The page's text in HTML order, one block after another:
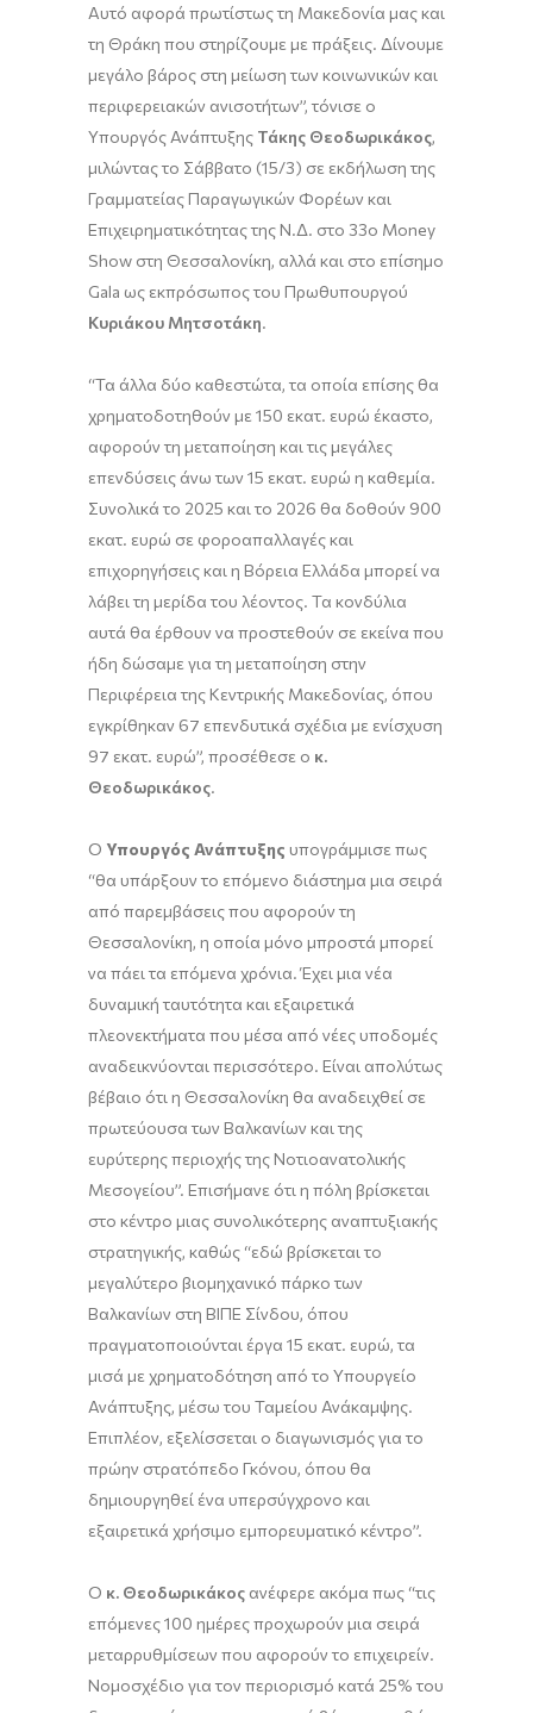
Αυτό αφορά πρωτίστως τη Μακεδονία μας και
τη Θράκη που στηρίζουμε με πράξεις. Δίνουμε
μεγάλο βάρος στη μείωση των κοινωνικών και
περιφερειακών ανισοτήτων”, τόνισε ο
Υπουργός Ανάπτυξης Τάκης Θεοδωρικάκος,
μιλώντας το Σάββατο (15/3) σε εκδήλωση της
Γραμματείας Παραγωγικών Φορέων και
Επιχειρηματικότητας της Ν.Δ. στο 33ο Money
Show στη Θεσσαλονίκη, αλλά και στο επίσημο
Gala ως εκπρόσωπος του Πρωθυπουργού
Κυριάκου Μητσοτάκη.
“Τα άλλα δύο καθεστώτα, τα οποία επίσης θα
χρηματοδοτηθούν με 150 εκατ. ευρώ έκαστο,
αφορούν τη μεταποίηση και τις μεγάλες
επενδύσεις άνω των 15 εκατ. ευρώ η καθεμία.
Συνολικά το 2025 και το 2026 θα δοθούν 900
εκατ. ευρώ σε φοροαπαλλαγές και
επιχορηγήσεις και η Βόρεια Ελλάδα μπορεί να
λάβει τη μερίδα του λέοντος. Τα κονδύλια
αυτά θα έρθουν να προστεθούν σε εκείνα που
ήδη δώσαμε για τη μεταποίηση στην
Περιφέρεια της Κεντρικής Μακεδονίας, όπου
εγκρίθηκαν 67 επενδυτικά σχέδια με ενίσχυση
97 εκατ. ευρώ”, προσέθεσε ο κ.
Θεοδωρικάκος.
Ο Υπουργός Ανάπτυξης υπογράμμισε πως
“θα υπάρξουν το επόμενο διάστημα μια σειρά
από παρεμβάσεις που αφορούν τη
Θεσσαλονίκη, η οποία μόνο μπροστά μπορεί
να πάει τα επόμενα χρόνια. Έχει μια νέα
δυναμική ταυτότητα και εξαιρετικά
πλεονεκτήματα που μέσα από νέες υποδομές
αναδεικνύονται περισσότερο. Είναι απολύτως
βέβαιο ότι η Θεσσαλονίκη θα αναδειχθεί σε
πρωτεύουσα των Βαλκανίων και της
ευρύτερης περιοχής της Νοτιοανατολικής
Μεσογείου”. Επισήμανε ότι η πόλη βρίσκεται
στο κέντρο μιας συνολικότερης αναπτυξιακής
στρατηγικής, καθώς “εδώ βρίσκεται το
μεγαλύτερο βιομηχανικό πάρκο των
Βαλκανίων στη ΒΙΠΕ Σίνδου, όπου
πραγματοποιούνται έργα 15 εκατ. ευρώ, τα
μισά με χρηματοδότηση από το Υπουργείο
Ανάπτυξης, μέσω του Ταμείου Ανάκαμψης.
Επιπλέον, εξελίσσεται ο διαγωνισμός για το
πρώην στρατόπεδο Γκόνου, όπου θα
δημιουργηθεί ένα υπερσύγχρονο και
εξαιρετικά χρήσιμο εμπορευματικό κέντρο”.
Ο κ. Θεοδωρικάκος ανέφερε ακόμα πως “τις
επόμενες 100 ημέρες προχωρούν μια σειρά
μεταρρυθμίσεων που αφορούν το επιχειρείν.
Νομοσχέδιο για τον περιορισμό κατά 25% του